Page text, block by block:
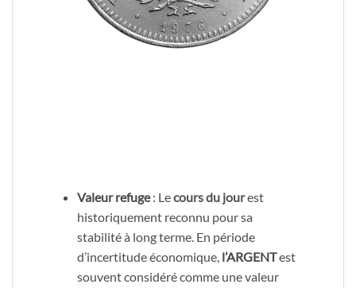
Valeur refuge: Lecours du jourest
historiquement reconnu pour sa
stabilité à long terme. En période
d’incertitude économique, l’ARGENTest
souvent considéré comme une valeur